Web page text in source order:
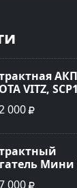
VITZ,
FE, K410-11A
000
Мини
000